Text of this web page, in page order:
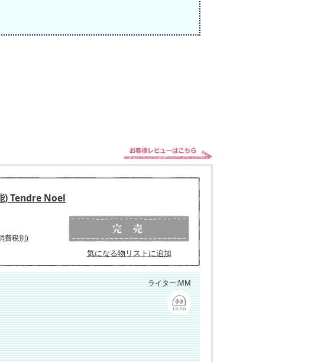
) Tendre Noel
費税別)
気になる物リストに追加
ライター:MM